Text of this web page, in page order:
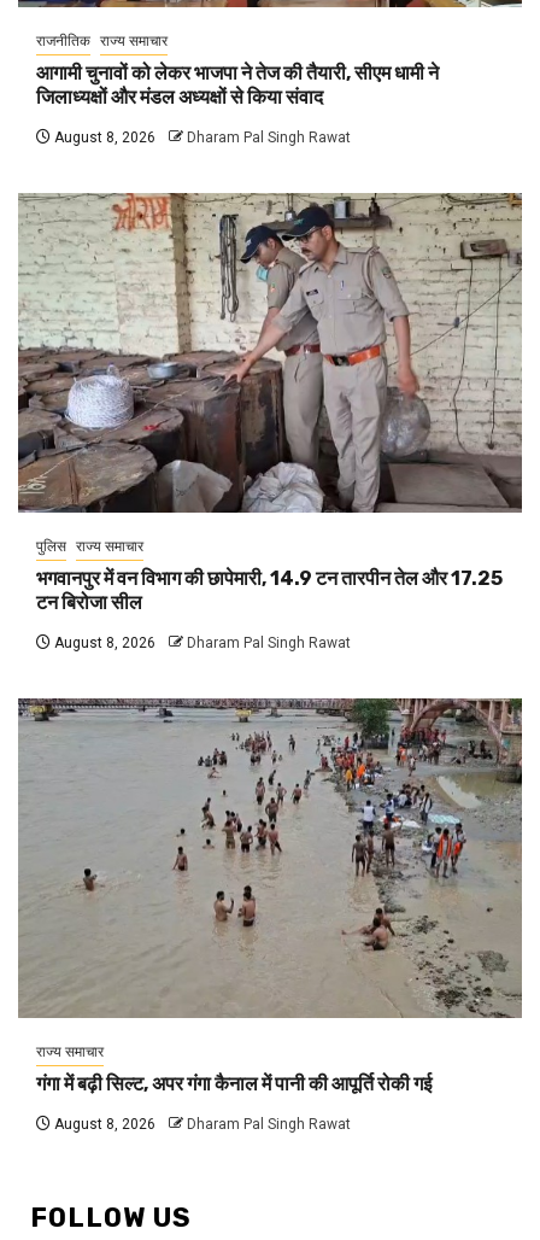
राजनीतिक राज्य समाचार
आगामी चुनावों को लेकर भाजपा ने तेज की तैयारी, सीएम धामी ने
जिलाध्यक्षों और मंडल अध्यक्षों से किया संवाद
August 8, 2026 Dharam Pal Singh Rawat
पुलिस राज्य समाचार
भगवानपुर में वन विभाग की छापेमारी, 14.9 टन तारपीन तेल और 17.25
टन बिरोजा सील
August 8, 2026 Dharam Pal Singh Rawat
राज्य समाचार
गंगा में बढ़ी सिल्ट, अपर गंगा कैनाल में पानी की आपूर्ति रोकी गई
August 8, 2026 Dharam Pal Singh Rawat
FOLLOW US